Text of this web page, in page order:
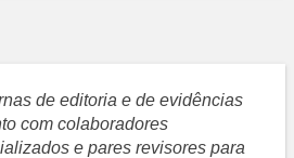
de editoria e de evidências
com colaboradores
e pares revisores para